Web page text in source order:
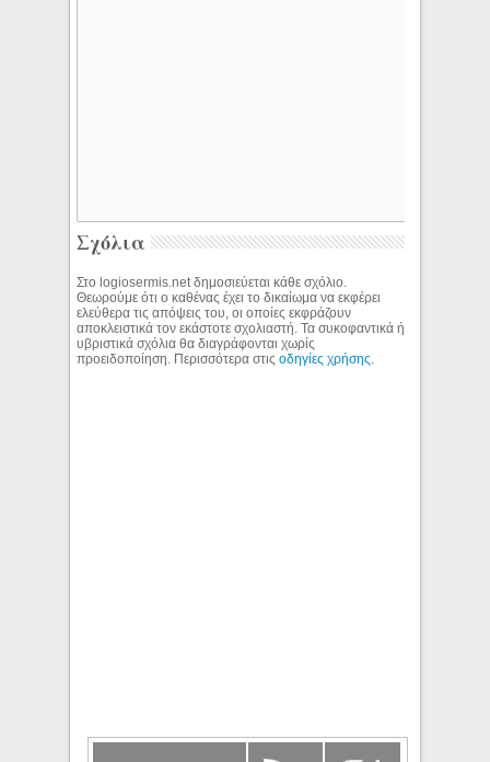
Σχόλια
Στο logiosermis.net δημοσιεύεται κάθε σχόλιο.
Θεωρούμε ότι ο καθένας έχει το δικαίωμα να εκφέρει
ελεύθερα τις απόψεις του, οι οποίες εκφράζουν
αποκλειστικά τον εκάστοτε σχολιαστή. Τα συκοφαντικά ή
υβριστικά σχόλια θα διαγράφονται χωρίς
προειδοποίηση. Περισσότερα στιςοδηγίες χρήσης